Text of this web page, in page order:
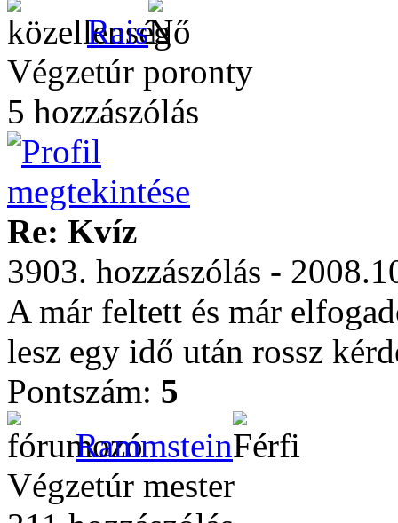
Rais
Végzetúr poronty
5 hozzászólás
Re: Kvíz
3903. hozzászólás -
A már feltett és már
lesz egy idő után rossz
Pontszám: 5
Rammstein
Végzetúr mester